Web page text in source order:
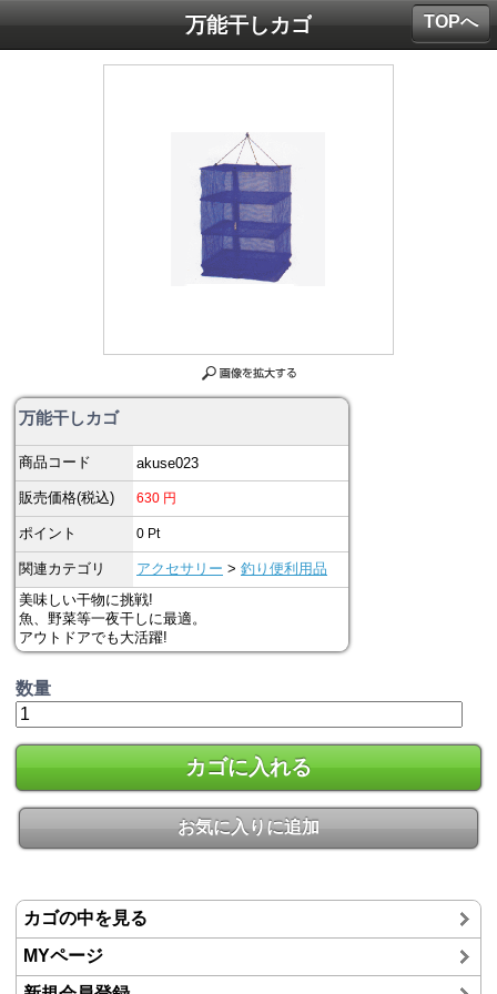
万能干しカゴ
万能干しカゴ
商品コード akuse023
販売価格(税込) 630 円
ポイント 0 Pt
関連カテゴリ アクセサリー >釣り便利用品
美味しい干物に挑戦!
魚、野菜等一夜干しに最適。
アウトドアでも大活躍!
数量
カゴに入れる
お気に入りに追加
カゴの中を見る
MYページ
TOPへ